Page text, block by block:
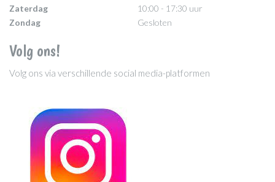
Zaterdag
10:00 - 17:30 uur
Zondag
Gesloten
Volg ons!
Volg ons via verschillende social media-platformen